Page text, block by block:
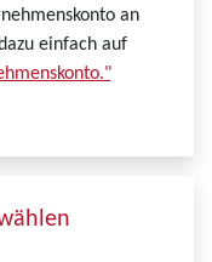
an
einfach auf